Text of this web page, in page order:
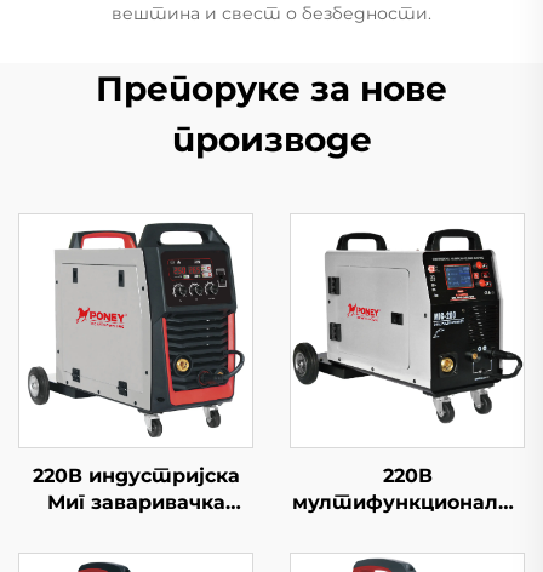
вештина и свест о безбедности.
Препоруке за нове
производе
220В индустријска
Миг заваривачка
мултифункционална
220В
мултифункционална
заваривање Миг-200